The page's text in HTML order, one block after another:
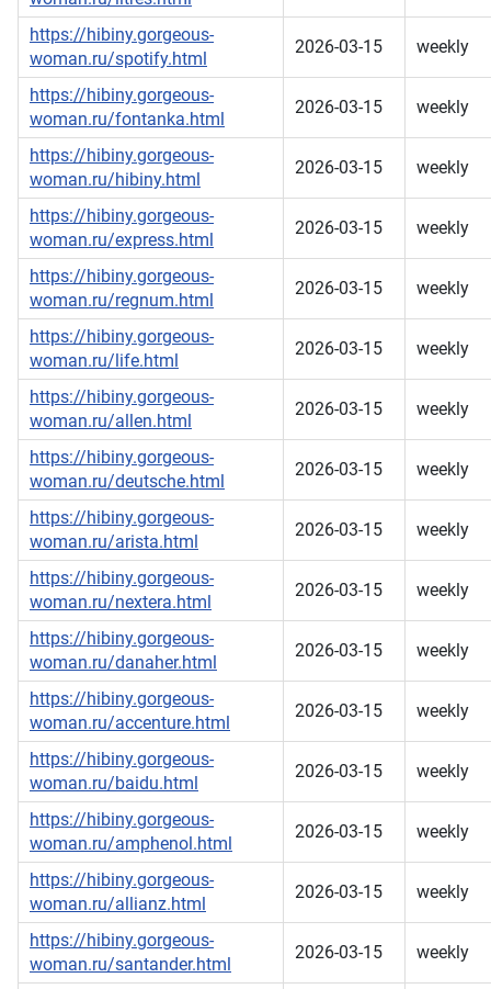
https://hibiny.gorgeous-
woman.ru/spotify.html
2026-03-15 weekly
https://hibiny.gorgeous-
woman.ru/fontanka.html
2026-03-15 weekly
https://hibiny.gorgeous-
woman.ru/hibiny.html
2026-03-15 weekly
https://hibiny.gorgeous-
woman.ru/express.html
2026-03-15 weekly
https://hibiny.gorgeous-
woman.ru/regnum.html
2026-03-15 weekly
https://hibiny.gorgeous-
woman.ru/life.html
2026-03-15 weekly
https://hibiny.gorgeous-
woman.ru/allen.html
2026-03-15 weekly
https://hibiny.gorgeous-
woman.ru/deutsche.html
2026-03-15 weekly
https://hibiny.gorgeous-
woman.ru/arista.html
2026-03-15 weekly
https://hibiny.gorgeous-
woman.ru/nextera.html
2026-03-15 weekly
https://hibiny.gorgeous-
woman.ru/danaher.html
2026-03-15 weekly
https://hibiny.gorgeous-
woman.ru/accenture.html
2026-03-15 weekly
https://hibiny.gorgeous-
woman.ru/baidu.html
2026-03-15 weekly
https://hibiny.gorgeous-
woman.ru/amphenol.html
2026-03-15 weekly
https://hibiny.gorgeous-
woman.ru/allianz.html
2026-03-15 weekly
https://hibiny.gorgeous-
woman.ru/santander.html
2026-03-15 weekly